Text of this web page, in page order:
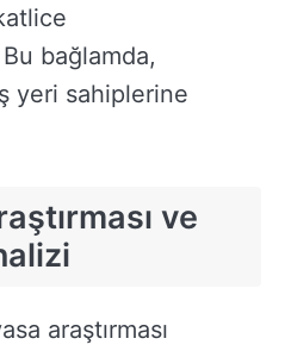
bağlamda,
yeri sahiplerine
ve
araştırması